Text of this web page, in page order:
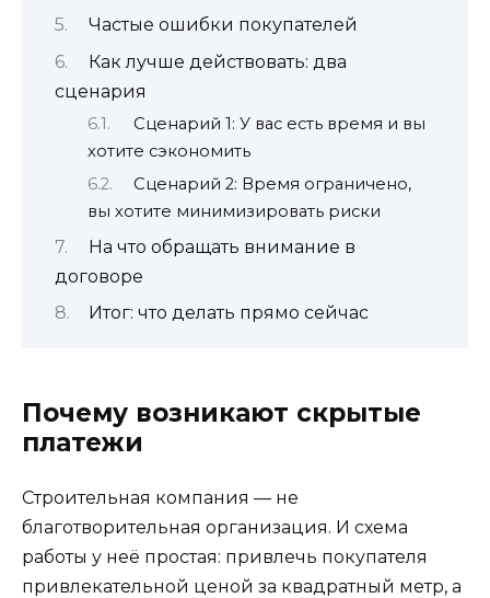
Частые ошибки покупателей
Как лучше действовать: два
сценария
Сценарий 1: У вас есть время и вы
хотите сэкономить
Сценарий 2: Время ограничено,
вы хотите минимизировать риски
На что обращать внимание в
договоре
Итог: что делать прямо сейчас
Почему возникают скрытые
платежи
Строительная компания — не
благотворительная организация. И схема
работы у неё простая: привлечь покупателя
привлекательной ценой за квадратный метр, а